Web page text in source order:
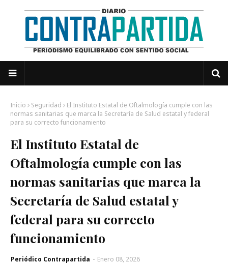
Inicio Seguridad
El Instituto Estatal de Oftalmología cumple con las
normas sanitarias que marca la Secretaría de Salud estatal y federal
para su correcto funcionamiento
El Instituto Estatal de
Oftalmología cumple con las
normas sanitarias que marca la
Secretaría de Salud estatal y
federal para su correcto
funcionamiento
Periódico Contrapartida - Enero 08, 2026